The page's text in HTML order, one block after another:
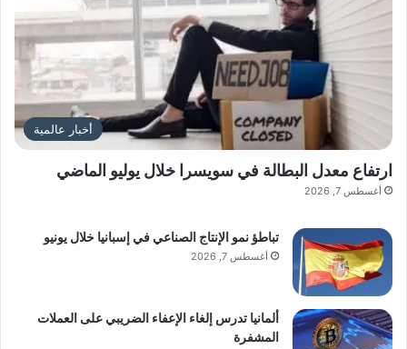
أخبار عالمية
ارتفاع معدل البطالة في سويسرا خلال يوليو الماضي
أغسطس 7, 2026
تباطؤ نمو الإنتاج الصناعي في إسبانيا خلال يونيو
أغسطس 7, 2026
ألمانيا تدرس إلغاء الإعفاء الضريبي على العملات
المشفرة